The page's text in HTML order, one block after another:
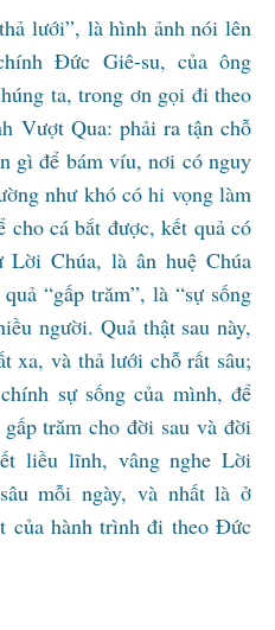
lưới”, là hình ảnh nói lên
Đức Giê-su, của ông
ta, trong ơn gọi đi theo
Vượt Qua: phải ra tận chỗ
gì để bám víu, nơi có nguy
như khó có hi vọng làm
cá bắt được, kết quả có
Lời Chúa, là ân huệ Chúa
“gấp trăm”, là “sự sống
người. Quả thật sau này,
xa, và thả lưới chỗ rất sâu;
sự sống của mình, để
trăm cho đời sau và đời
liều lĩnh, vâng nghe Lời
mỗi ngày, và nhất là ở
của hành trình đi theo Đức